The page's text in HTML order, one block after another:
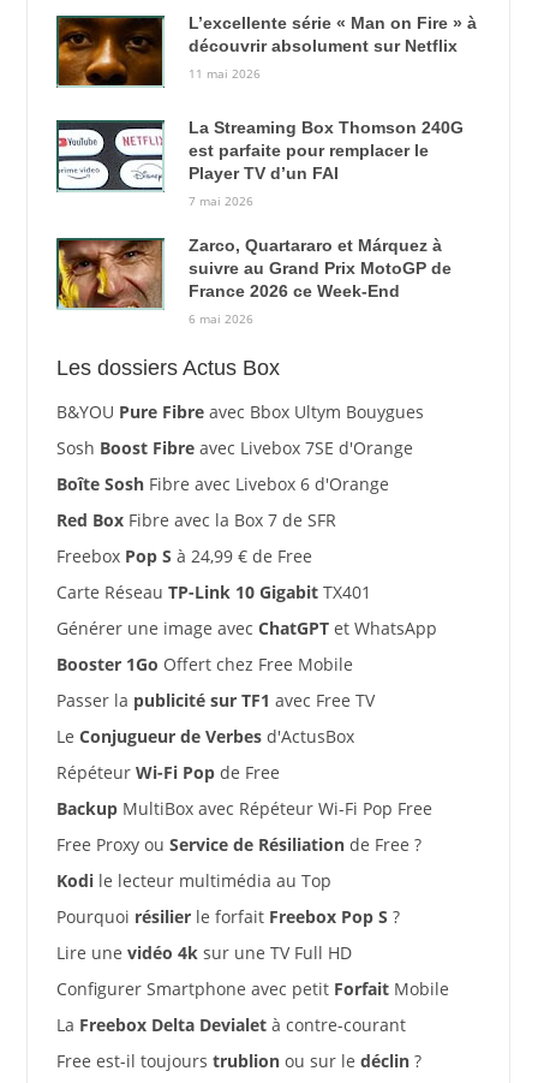
L’excellente série « Man on Fire » à
découvrir absolument sur Netflix
11 mai 2026
La Streaming Box Thomson 240G
est parfaite pour remplacer le
Player TV d’un FAI
7 mai 2026
Zarco, Quartararo et Márquez à
suivre au Grand Prix MotoGP de
France 2026 ce Week-End
6 mai 2026
Les dossiers Actus Box
B&YOU Pure Fibreavec Bbox Ultym Bouygues
Sosh Boost Fibreavec Livebox 7SE d'Orange
Boîte SoshFibre avec Livebox 6 d'Orange
Red BoxFibre avec la Box 7 de SFR
Freebox Pop S à 24,99 € de Free
Carte Réseau TP-Link 10 GigabitTX401
Générer une image avec ChatGPTet WhatsApp
Booster 1Go Offert chez Free Mobile
Passer la publicité sur TF1 avec Free TV
Le Conjugueur de Verbesd'ActusBox
Répéteur Wi-Fi Popde Free
BackupMultiBox avec Répéteur Wi-Fi Pop Free
Free Proxy ou Service de Résiliationde Free ?
Kodile lecteur multimédia au Top
Pourquoi résilierle forfait Freebox Pop S ?
Lire une vidéo 4ksur une TV Full HD
Configurer Smartphone avec petit ForfaitMobile
La Freebox Delta Devialetà contre-courant
Free est-il toujours trublionou sur le déclin?